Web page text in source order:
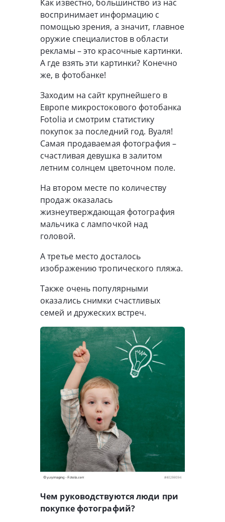
Как известно, большинство из нас
воспринимает информацию с
помощью зрения, а значит, главное
оружие специалистов в области
рекламы – это красочные картинки.
А где взять эти картинки? Конечно
же, в фотобанке!
Заходим на сайт крупнейшего в
Европе микростокового фотобанка
Fotolia и смотрим статистику
покупок за последний год. Вуаля!
Самая продаваемая фотография –
счастливая девушка в залитом
летним солнцем цветочном поле.
На втором месте по количеству
продаж оказалась
жизнеутверждающая фотография
мальчика с лампочкой над
головой.
А третье место досталось
изображению тропического пляжа.
Также очень популярными
оказались снимки счастливых
семей и дружеских встреч.
Чем руководствуются люди при
покупке фотографий?